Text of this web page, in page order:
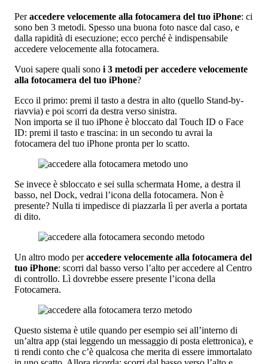
Peraccedere velocemente alla fotocamera del tuo iPhone: ci
sono ben 3 metodi. Spesso una buona foto nasce dal caso, e
dalla rapidità di esecuzione; ecco perché è indispensabile
accedere velocemente alla fotocamera.
Vuoi sapere quali sono i 3 metodi per accedere velocemente
alla fotocamera del tuo iPhone?
Ecco il primo: premi il tasto a destra in alto (quello Stand-by-
riavvia) e poi scorri da destra verso sinistra.
Non importa se il tuo iPhone è bloccato dal Touch ID o Face
ID: premi il tasto e trascina: in un secondo tu avrai la
fotocamera del tuo iPhone pronta per lo scatto.
Se invece è sbloccato e sei sulla schermata Home, a destra il
basso, nel Dock, vedrai l’icona della fotocamera. Non è
presente? Nulla ti impedisce di piazzarla lì per averla a portata
di dito.
Un altro modo peraccedere velocemente alla fotocamera del
tuo iPhone: scorri dal basso verso l’alto per accedere al Centro
di controllo. Lì dovrebbe essere presente l’icona della
Fotocamera.
Questo sistema è utile quando per esempio sei all’interno di
un’altra app (stai leggendo un messaggio di posta elettronica), e
ti rendi conto che c’è qualcosa che merita di essere immortalato